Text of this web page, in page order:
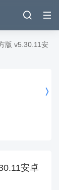
版 v5.30.11安
安卓